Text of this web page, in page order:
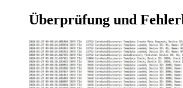
Überprüfung und